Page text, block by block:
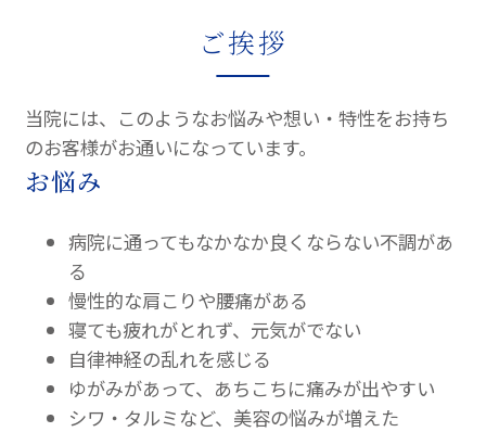
ご挨拶
当院には、このようなお悩みや想い・特性をお持ち
のお客様がお通いになっています。
お悩み
病院に通ってもなかなか良くならない不調があ
る
慢性的な肩こりや腰痛がある
寝ても疲れがとれず、元気がでない
自律神経の乱れを感じる
ゆがみがあって、あちこちに痛みが出やすい
シワ・タルミなど、美容の悩みが増えた